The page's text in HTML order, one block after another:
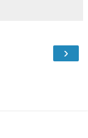
›